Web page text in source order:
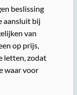
beslissing
aansluit bij
van
op prijs,
letten, zodat
waar voor